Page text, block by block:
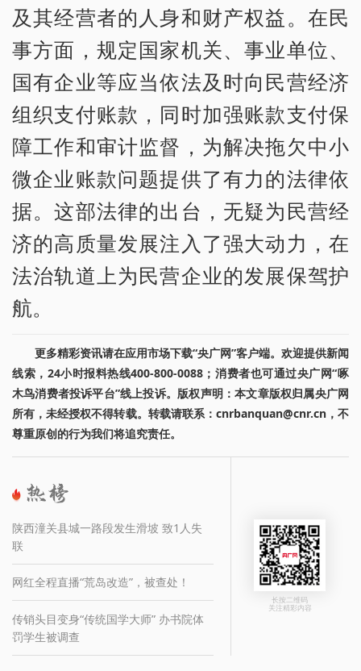
及其经营者的人身和财产权益。在民
事方面，规定国家机关、事业单位、
国有企业等应当依法及时向民营经济
组织支付账款，同时加强账款支付保
障工作和审计监督，为解决拖欠中小
微企业账款问题提供了有力的法律依
据。这部法律的出台，无疑为民营经
济的高质量发展注入了强大动力，在
法治轨道上为民营企业的发展保驾护
航。
更多精彩资讯请在应用市场下载“央广网”客户端。欢迎提供新闻
线索，24小时报料热线400-800-0088；消费者也可通过央广网“啄
木鸟消费者投诉平台”线上投诉。版权声明：本文章版权归属央广网
所有，未经授权不得转载。转载请联系：cnrbanquan@cnr.cn，不
尊重原创的行为我们将追究责任。
陕西潼关县城一路段发生滑坡 致1人失
联
网红全程直播“荒岛改造”，被查处！
传销头目变身“传统国学大师” 办书院体
罚学生被调查
长按二维码
关注精彩内容